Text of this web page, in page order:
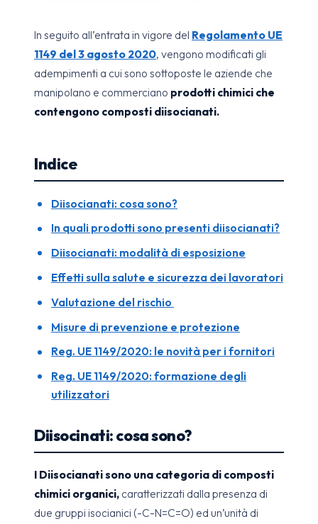
In seguito all’entrata in vigore del Regolamento UE
1149 del 3 agosto 2020, vengono modificati gli
adempimenti a cui sono sottoposte le aziende che
manipolano e commerciano prodotti chimici che
contengono composti diisocianati.
Indice
Diisocianati: cosa sono?
In quali prodotti sono presenti diisocianati?
Diisocianati: modalità di esposizione
Effetti sulla salute e sicurezza dei lavoratori
Valutazione del rischio
Misure di prevenzione e protezione
Reg. UE 1149/2020: le novità per i fornitori
Reg. UE 1149/2020: formazione degli
utilizzatori
Diisocinati: cosa sono?
I Diisocianati sono una categoria di composti
chimici organici, caratterizzati dalla presenza di
due gruppi isocianici (-C-N=C=O) ed un’unità di